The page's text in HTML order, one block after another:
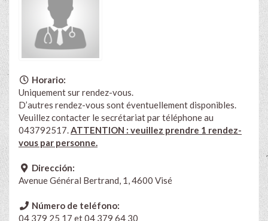
Horario:
Uniquement sur rendez-vous.
D’autres rendez-vous sont éventuellement disponibles.
Veuillez contacter le secrétariat par téléphone au
043792517. ATTENTION : veuillez prendre 1 rendez-
vous par personne.
Dirección:
Avenue Général Bertrand, 1, 4600 Visé
Número de teléfono:
04 379 25 17 et 04 379 64 30